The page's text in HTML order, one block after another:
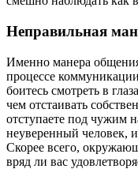
Неправильная
Именно манера
процессе
боитесь смотреть в
чем отстаивать
отступаете под чужим
неуверенный человек,
Скорее всего,
вряд ли вас